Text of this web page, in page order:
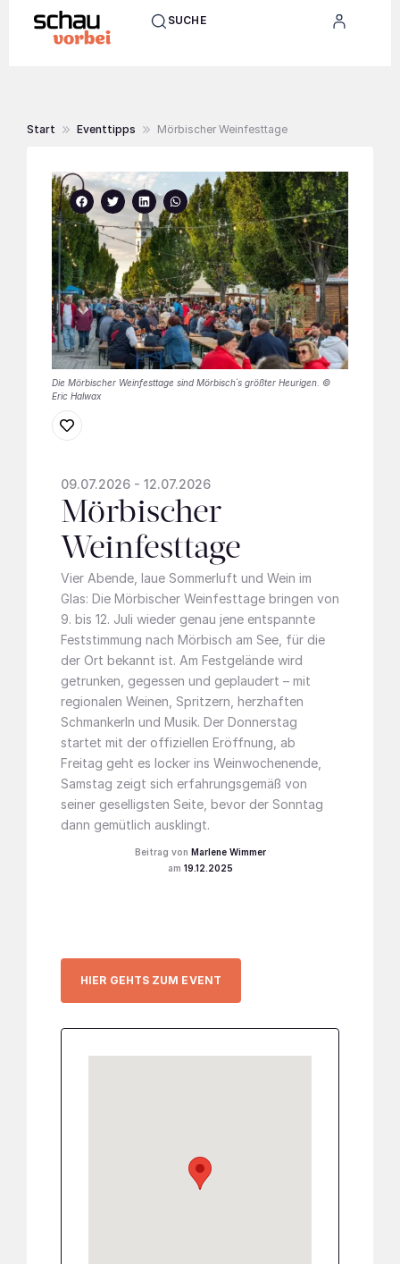
SUCHE
Start Eventtipps Mörbischer Weinfesttage
Die Mörbischer Weinfesttage sind Mörbisch´s größter Heurigen. ©
Eric Halwax
09.07.2026 - 12.07.2026
Mörbischer
Weinfesttage
Vier Abende, laue Sommerluft und Wein im
Glas: Die Mörbischer Weinfesttage bringen von
9. bis 12. Juli wieder genau jene entspannte
Feststimmung nach Mörbisch am See , für die
der Ort bekannt ist. Am Festgelände wird
getrunken, gegessen und geplaudert – mit
regionalen Weinen, Spritzern, herzhaften
Schmankerln und Musik. Der Donnerstag
startet mit der offiziellen Eröffnung, ab
Freitag geht es locker ins Weinwochenende,
Samstag zeigt sich erfahrungsgemäß von
seiner geselligsten Seite, bevor der Sonntag
dann gemütlich ausklingt.
Marlene Wimmer
19.12.2025
HIER GEHTS ZUM EVENT